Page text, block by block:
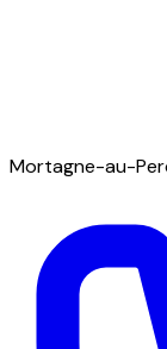
Mortagne-au-